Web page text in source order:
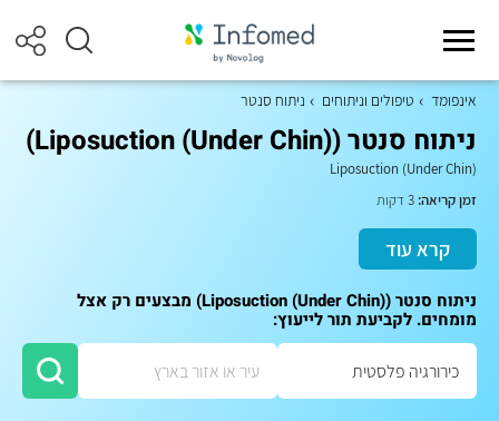
אינפומד טיפולים וניתוחים ניתוח סנטר
ניתוח סנטר (Liposuction (Under Chin))
Liposuction (Under Chin)
זמן קריאה:
קרא עוד
ניתוח סנטר (Liposuction (Under Chin)) מבצעים רק אצל
מומחים. לקביעת תור לייעוץ: